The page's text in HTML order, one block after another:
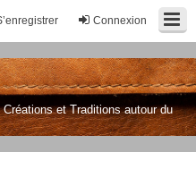
Connexion
et Traditions autour du